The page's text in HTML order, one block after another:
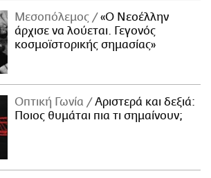
Μεσοπόλεμος
«Ο Νεοέλλην
άρχισε να λούεται. Γεγονός
κοσμοϊστορικής σημασίας»
Οπτική Γωνία
Αριστερά και δεξιά:
Ποιος θυμάται πια τι σημαίνουν;